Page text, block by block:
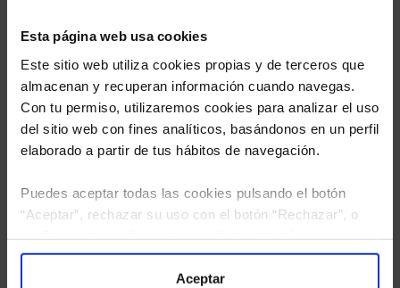
Esta página web usa cookies
Este sitio web utiliza cookies propias y de terceros que
almacenan y recuperan información cuando navegas.
Con tu permiso, utilizaremos cookies para analizar el uso
del sitio web con fines analíticos, basándonos en un perfil
elaborado a partir de tus hábitos de navegación.
Puedes aceptar todas las cookies pulsando el botón
“Aceptar”, rechazar su uso con el botón “Rechazar”, o
“Configuración”. Consulta nuestraPolítica
para más información.
Aceptar
tratamiento de mis datos personales.